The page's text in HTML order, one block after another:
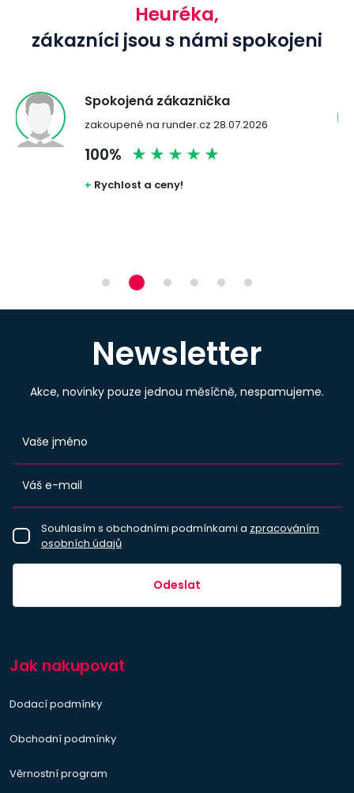
Heuréka,
zákazníci jsou s námi spokojeni
Spokojená zákaznička
zakoupené na runder.cz 28.07.2026
100%
+ Rychlost a ceny!
Newsletter
Akce, novinky pouze jednou měsíčně, nespamujeme.
Souhlasím s obchodními podmínkami a zpracováním
osobních údajů
Odeslat
Jak nakupovat
Dodací podmínky
Obchodní podmínky
Věrnostní program